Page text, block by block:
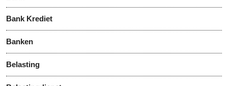
Bank Krediet
Banken
Belasting